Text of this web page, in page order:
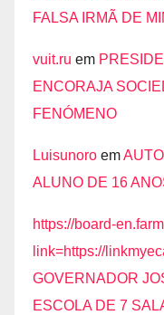
FALSA IRMÃ DE
vuit.ru em
ENCORAJA
FENÓMENO
Luisunoro em
ALUNO DE 16
https://board-
link=https://
GOVERNADOR
ESCOLA DE 7